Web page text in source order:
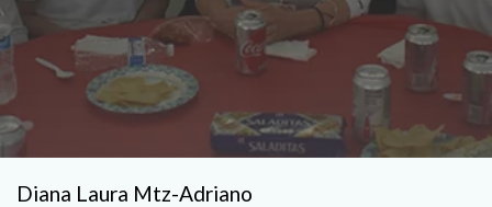
Diana Laura Mtz-Adriano